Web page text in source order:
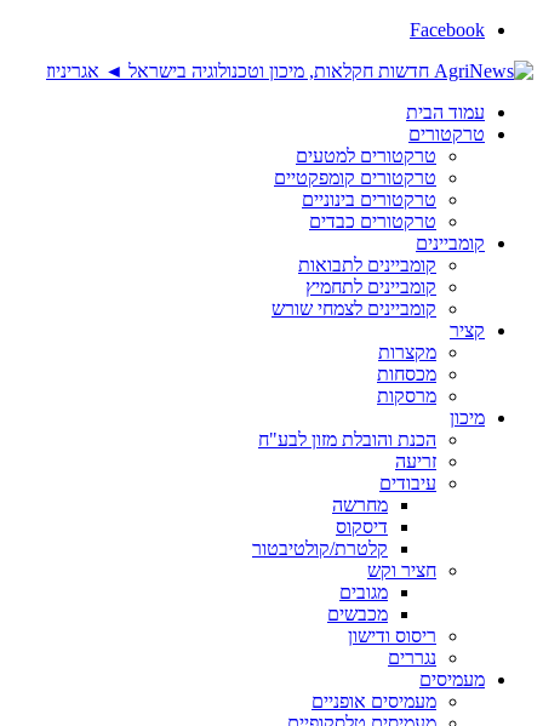
Facebook
עמוד הבית
טרקטורים
טרקטורים למטעים
טרקטורים קומפקטיים
טרקטורים בינוניים
טרקטורים כבדים
קומביינים
קומביינים לתבואות
קומביינים לתחמיץ
קומביינים לצמחי שורש
קציר
מקצרות
מכסחות
מרסקות
מיכון
הכנת והובלת מזון לבע"ח
זריעה
עיבודים
מחרשה
דיסקוס
קלטרת/קולטיבטור
חציר וקש
מגובים
מכבשים
ריסוס ודישון
נגררים
מעמיסים
מעמיסים אופניים